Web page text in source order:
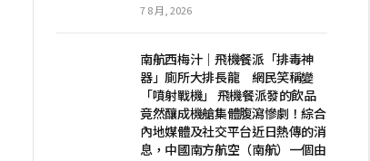
7 8 月, 2026
南航西梅汁｜飛機餐派「排毒神
器」廁所大排長龍 網民笑稱變
「噴射戰機」 飛機餐派發的飲品
竟然釀成機艙集體腹瀉慘劇！綜合
內地媒體及社交平台近日熱傳的消
息，中國南方航空（南航）一個由